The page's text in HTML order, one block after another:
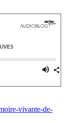
vivante-de-